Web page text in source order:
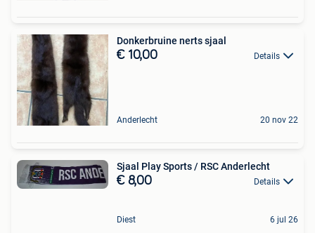
Donkerbruine nerts sjaal
€ 10,00 Details
Anderlecht 20 nov 22
Sjaal Play Sports / RSC Anderlecht
€ 8,00 Details
Diest 6 jul 26